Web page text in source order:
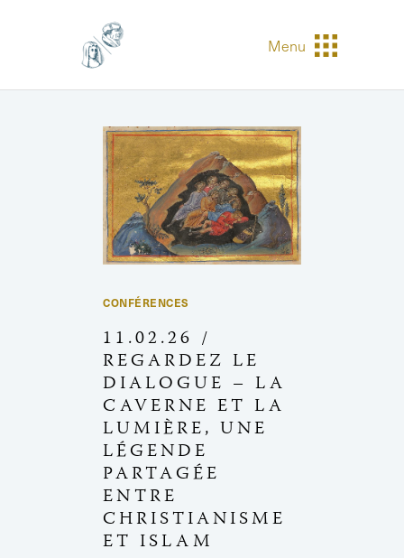
Menu
CONFÉRENCES
11.02.26 /
REGARDEZ LE
DIALOGUE – LA
CAVERNE ET LA
LUMIÈRE, UNE
LÉGENDE
PARTAGÉE
ENTRE
CHRISTIANISME
ET ISLAM